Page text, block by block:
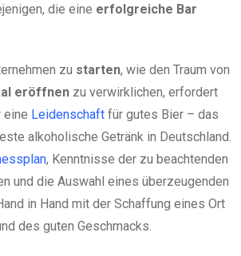
die eine erfolgreiche Bar
zu starten, wie den Traum von
eröffnen zu verwirklichen, erfordert
eine Leidenschaft für gutes Bier – das
alkoholische Getränk in Deutschland.
, Kenntnisse der zu beachtenden
und die Auswahl eines überzeugenden
in Hand mit der Schaffung eines Ort
des guten Geschmacks.